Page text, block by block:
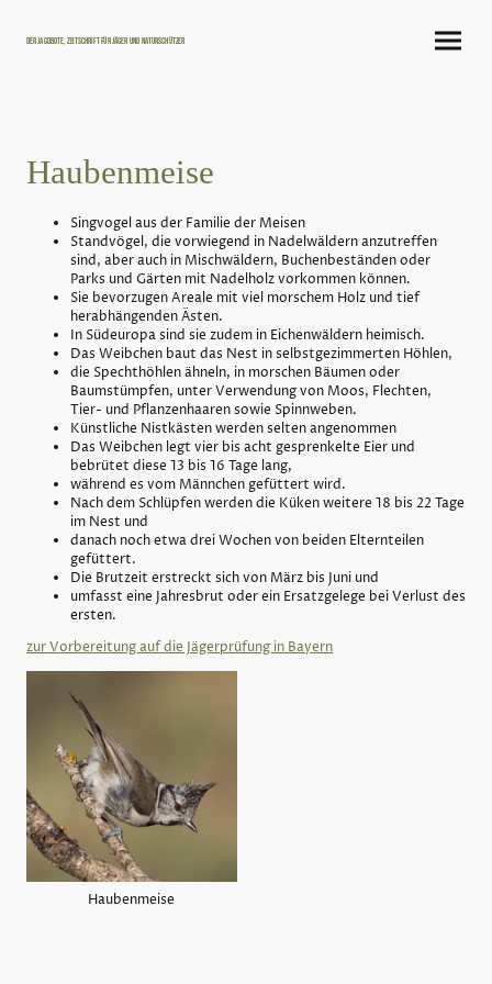
Der Jagdbote, Zeitschrift für Jäger und Naturschützer
Haubenmeise
Singvogel aus der Familie der Meisen
Standvögel, die vorwiegend in Nadelwäldern anzutreffen
sind, aber auch in Mischwäldern, Buchenbeständen oder
Parks und Gärten mit Nadelholz vorkommen können.
Sie bevorzugen Areale mit viel morschem Holz und tief
herabhängenden Ästen.
In Südeuropa sind sie zudem in Eichenwäldern heimisch.
Das Weibchen baut das Nest in selbstgezimmerten Höhlen,
die Spechthöhlen ähneln, in morschen Bäumen oder
Baumstümpfen, unter Verwendung von Moos, Flechten,
Tier- und Pflanzenhaaren sowie Spinnweben.
Künstliche Nistkästen werden selten angenommen
Das Weibchen legt vier bis acht gesprenkelte Eier und
bebrütet diese 13 bis 16 Tage lang,
während es vom Männchen gefüttert wird.
Nach dem Schlüpfen werden die Küken weitere 18 bis 22 Tage
im Nest und
danach noch etwa drei Wochen von beiden Elternteilen
gefüttert.
Die Brutzeit erstreckt sich von März bis Juni und
umfasst eine Jahresbrut oder ein Ersatzgelege bei Verlust des
ersten.
zur Vorbereitung auf die Jägerprüfung in Bayern
Haubenmeise